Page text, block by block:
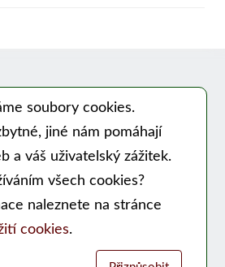
vydává PSNV-CZ:
včelařů CZ, z. s.
soubory cookies.
jiné nám pomáhají
a váš uživatelský zážitek.
všech cookies?
naleznete na stránce
cookies.